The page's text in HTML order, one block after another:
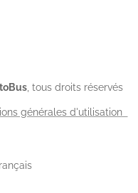
, tous droits réservés
générales d'utilisation